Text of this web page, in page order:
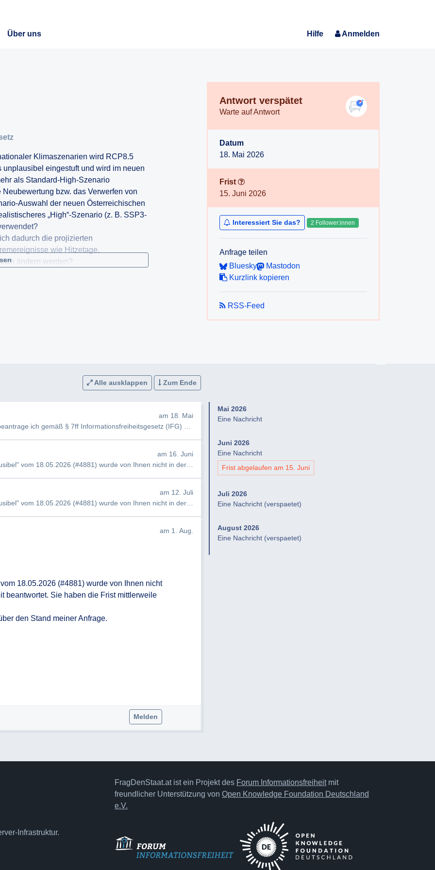
Über uns Hilfe Anmelden
Klimaszenarien wird RCP8.5
eingestuft und wird im neuen
als Standard-High-Szenario
bzw. das Verwerfen von
Auswahl der neuen Österreichischen
„High“-Szenario (z. B. SSP3-
dadurch die projizierten
wie Hitzetage,
ändern werden?
Antwort verspätet
Warte auf Antwort
Datum
18. Mai 2026
Frist
15. Juni 2026
Interessiert Sie das? 2 Follower:innen
Anfrage teilen
Bluesky
Mastodon
Kurzlink kopieren
RSS-Feed
Alle ausklappen Zum Ende
am 18. Mai
am 16. Juni
am 12. Juli
am 1. Aug.
18.05.2026 (#4881) wurde von Ihnen nicht
beantwortet. Sie haben die Frist mittlerweile
den Stand meiner Anfrage.
Melden
Mai 2026
Eine Nachricht
Juni 2026
Eine Nachricht
Frist abgelaufen am 15. Juni
Juli 2026
Eine Nachricht (verspaetet)
August 2026
Eine Nachricht (verspaetet)
Infrastruktur.
FragDenStaat.at ist ein Projekt des Forum Informationsfreiheitmit
freundlicher Unterstützung von Open Knowledge Foundation Deutschland
e.V.